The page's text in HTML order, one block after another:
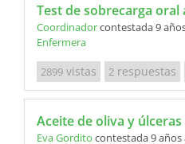
Test de sobrecarga oral
Coordinadorcontestada 9
Enfermera
2899 vistas 2 respuestas
Aceite de oliva y
Eva Gordito contestada 9 años